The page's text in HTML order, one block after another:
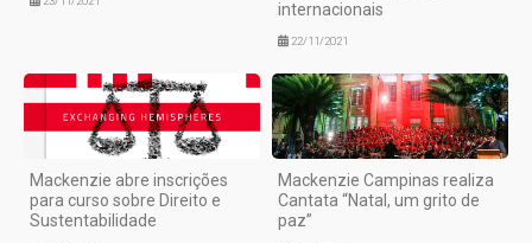
internacionais
22/11/2021
Mackenzie abre inscrições
para curso sobre Direito e
Sustentabilidade
Mackenzie Campinas realiza
Cantata “Natal, um grito de
paz”